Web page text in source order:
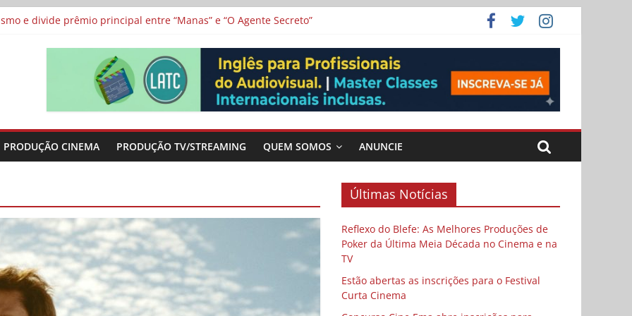
adaptação brasileira de série argentina para o cinema
e divide prêmio principal entre “Manas” e “O Agente Secreto”
Cinema
de escolas públicas
PRODUÇÃO CINEMA PRODUÇÃO TV/STREAMING QUEM SOMOS ANUNCIE
Últimas Notícias
Reflexo do Blefe: As Melhores Produções de
Poker da Última Meia Década no Cinema e na
TV
Estão abertas as inscrições para o Festival
Curta Cinema